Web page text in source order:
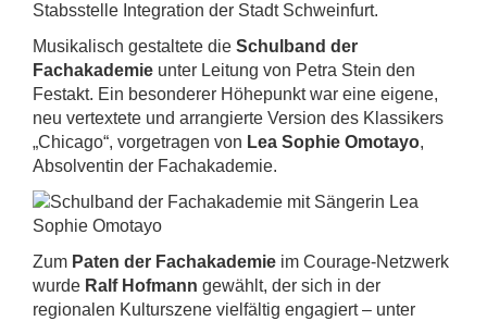
Stabsstelle Integration der Stadt Schweinfurt.
Musikalisch gestaltete die Schulband der
Fachakademie unter Leitung von Petra Stein den
Festakt. Ein besonderer Höhepunkt war eine eigene,
neu vertextete und arrangierte Version des Klassikers
„Chicago“, vorgetragen von Lea Sophie Omotayo,
Absolventin der Fachakademie.
Zum Paten der Fachakademie im Courage-Netzwerk
wurde Ralf Hofmann gewählt, der sich in der
regionalen Kulturszene vielfältig engagiert – unter